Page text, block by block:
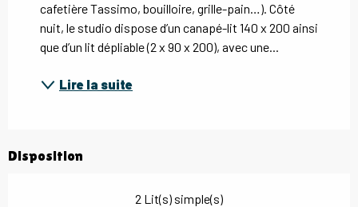
cafetière Tassimo, bouilloire, grille-pain…). Côté
nuit, le studio dispose d’un canapé-lit 140 x 200 ainsi
que d’un lit dépliable (2 x 90 x 200), avec une...
Lire la suite
Disposition
2 Lit(s) simple(s)